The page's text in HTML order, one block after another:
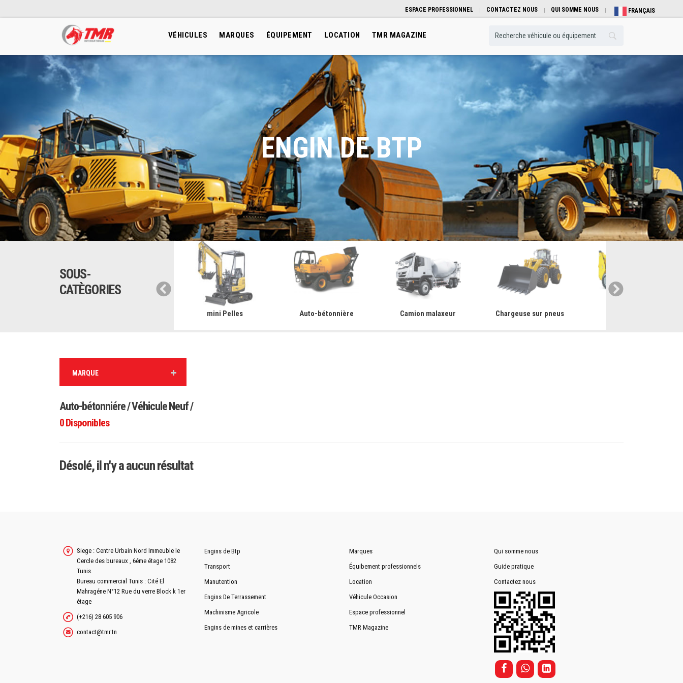
ESPACE PROFESSIONNEL CONTACTEZ NOUS QUI SOMME NOUS FRANÇAIS
VÉHICULES MARQUES ÉQUIPEMENT LOCATION TMR MAGAZINE
ENGIN DE BTP
SOUS-
CATÈGORIES
mini Pelles Auto-bétonnière Camion malaxeur Chargeuse sur pneus
MARQUE
Auto-bétonniére / Véhicule Neuf /
0Disponibles
Désolé, il n'y a aucun résultat
Siege : Centre Urbain Nord Immeuble le
Cercle des bureaux , 6éme étage 1082
Tunis.
Bureau commercial Tunis : Cité El
Mahragéne N°12 Rue du verre Block k 1er
étage
(+216) 28 605 906
contact@tmr.tn
Engins de Btp
Transport
Manutention
Engins De Terrassement
Machinisme Agricole
Engins de mines et carrières
Marques
Équibement professionnels
Location
Véhicule Occasion
Espace professionnel
TMR Magazine
Qui somme nous
Guide pratique
Contactez nous